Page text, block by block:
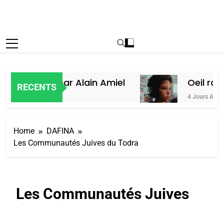
RECENTS
Maroc, par Alain Amiel Oeil
4 Jours Ago
Home
DAFINA
Les Communautés Juives du Todra
Les Communautés Juives